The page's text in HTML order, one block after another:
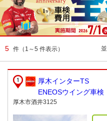
5 件 （1～5 件表示）
厚木インターTS
ENEOSウイング車検
厚木市酒井3125